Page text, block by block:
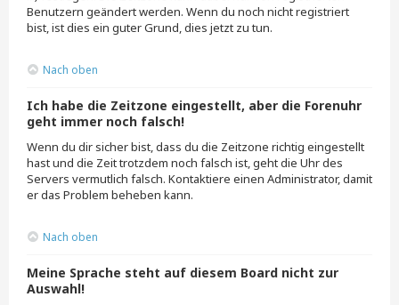
Benutzern geändert werden. Wenn du noch nicht registriert
bist, ist dies ein guter Grund, dies jetzt zu tun.
Nach oben
Ich habe die Zeitzone eingestellt, aber die Forenuhr
geht immer noch falsch!
Wenn du dir sicher bist, dass du die Zeitzone richtig eingestellt
hast und die Zeit trotzdem noch falsch ist, geht die Uhr des
Servers vermutlich falsch. Kontaktiere einen Administrator, damit
er das Problem beheben kann.
Nach oben
Meine Sprache steht auf diesem Board nicht zur
Auswahl!